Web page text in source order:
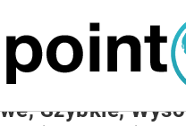
Szybkie,